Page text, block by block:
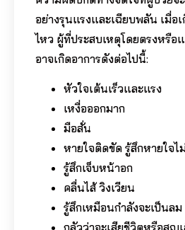
อย่างรุนแรงและเฉียบพลัน เมื่
ไหว ผู้ที่ประสบเหตุโดยตรงหรือ
อาจเกิดอาการดังต่อไปนี้:
หัวใจเต้นเร็วและแรง
เหงื่อออกมาก
มือสั่น
หายใจติดขัด รู้สึกหายใจไ
รู้สึกเจ็บหน้าอก
คลื่นไส้ วิงเวียน
รู้สึกเหมือนกำลังจะเป็นลม